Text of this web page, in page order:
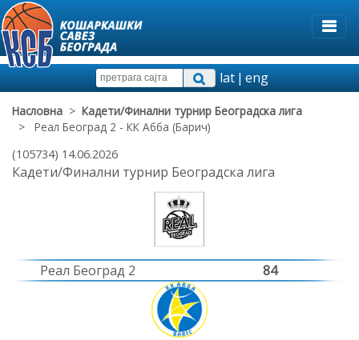
lat|eng
Насловна > Кадети/Финални турнир Београдска лига
> Реал Београд 2 - КК Абба (Барич)
(105734) 14.06.2026
Кадети/Финални турнир Београдска лига
Реал Београд 2 84